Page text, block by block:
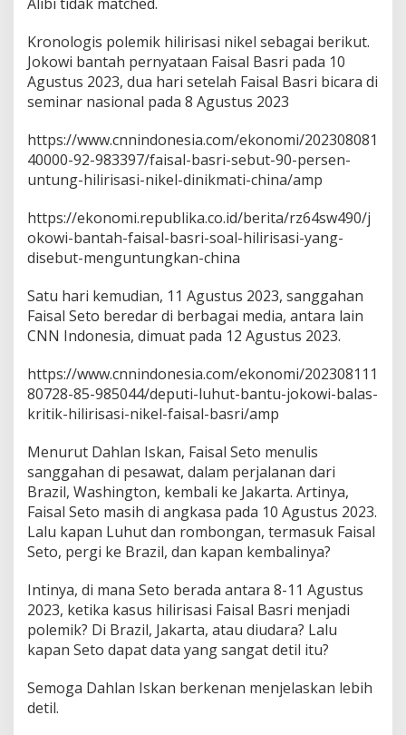
Kronologis polemik hilirisasi nikel sebagai berikut.
Jokowi bantah pernyataan Faisal Basri pada 10
Agustus 2023, dua hari setelah Faisal Basri bicara di
seminar nasional pada 8 Agustus 2023
https://www.cnnindonesia.com/ekonomi/202308081
40000-92-983397/faisal-basri-sebut-90-persen-
untung-hilirisasi-nikel-dinikmati-china/amp
https://ekonomi.republika.co.id/berita/rz64sw490/j
okowi-bantah-faisal-basri-soal-hilirisasi-yang-
disebut-menguntungkan-china
Satu hari kemudian, 11 Agustus 2023, sanggahan
Faisal Seto beredar di berbagai media, antara lain
CNN Indonesia, dimuat pada 12 Agustus 2023.
https://www.cnnindonesia.com/ekonomi/202308111
80728-85-985044/deputi-luhut-bantu-jokowi-balas-
kritik-hilirisasi-nikel-faisal-basri/amp
Menurut Dahlan Iskan, Faisal Seto menulis
sanggahan di pesawat, dalam perjalanan dari
Brazil, Washington, kembali ke Jakarta. Artinya,
Faisal Seto masih di angkasa pada 10 Agustus 2023.
Lalu kapan Luhut dan rombongan, termasuk Faisal
Seto, pergi ke Brazil, dan kapan kembalinya?
Intinya, di mana Seto berada antara 8-11 Agustus
2023, ketika kasus hilirisasi Faisal Basri menjadi
polemik? Di Brazil, Jakarta, atau diudara? Lalu
kapan Seto dapat data yang sangat detil itu?
Semoga Dahlan Iskan berkenan menjelaskan lebih
detil.